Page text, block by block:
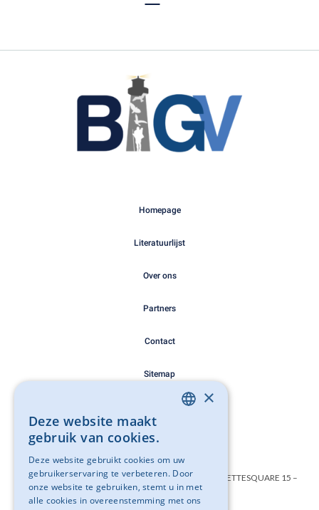
Homepage
Literatuurlijst
Over ons
Partners
Contact
Sitemap
Cookie Policy
Privacy Policy
Belgisch instituut geweldloos verzet VZW – SAINCTELETTESQUARE 15 –
1000 BRUSSEL
×
Deze website maakt
gebruik van cookies.
Deze website gebruikt cookies om uw
gebruikerservaring te verbeteren. Door
onze website te gebruiken, stemt u in met
alle cookies in overeenstemming met ons